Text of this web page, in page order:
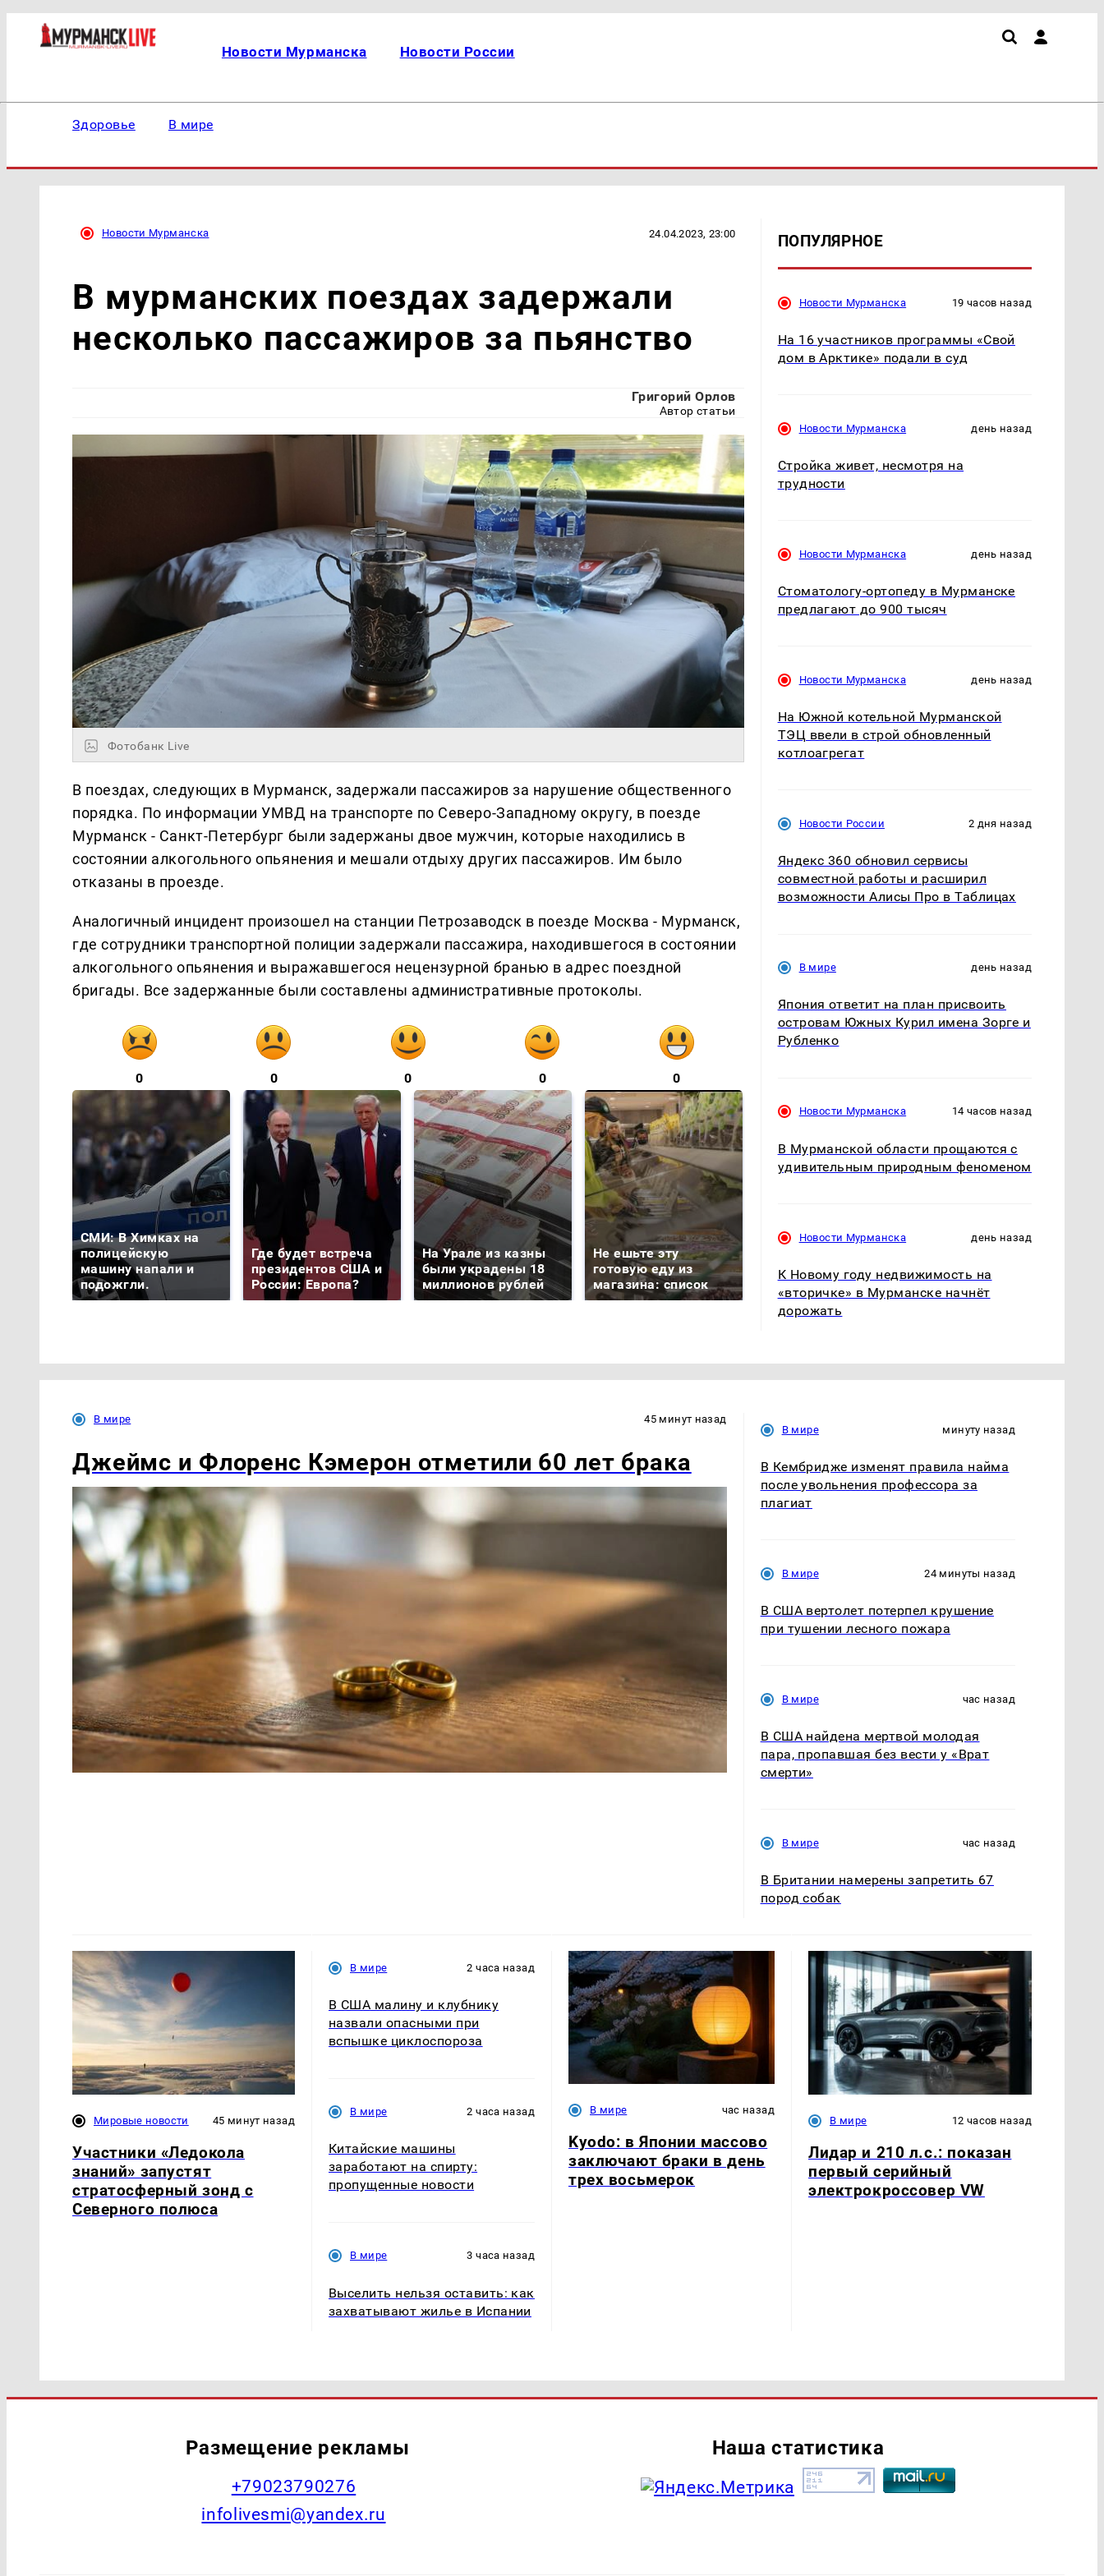
Новости Мурманска Новости России
Здоровье В мире
Новости Мурманска 24.04.2023, 23:00
В мурманских поездах задержали
несколько пассажиров за пьянство
Григорий Орлов
Автор статьи
Фотобанк Live
В поездах, следующих в Мурманск, задержали пассажиров за нарушение общественного
порядка. По информации УМВД на транспорте по Северо-Западному округу, в поезде
Мурманск - Санкт-Петербург были задержаны двое мужчин, которые находились в
состоянии алкогольного опьянения и мешали отдыху других пассажиров. Им было
отказаны в проезде.
Аналогичный инцидент произошел на станции Петрозаводск в поезде Москва - Мурманск,
где сотрудники транспортной полиции задержали пассажира, находившегося в состоянии
алкогольного опьянения и выражавшегося нецензурной бранью в адрес поездной
бригады. Все задержанные были составлены административные протоколы.
0 0 0 0 0
СМИ: В Химках на
полицейскую
машину напали и
подожгли.
Где будет встреча
президентов США и
России: Европа?
На Урале из казны
были украдены 18
миллионов рублей
Не ешьте эту
готовую еду из
магазина: список
жестокое убийство
криптомиллионера
падению вертолета на
Кавказе: читать здесь
ПОПУЛЯРНОЕ
Новости Мурманска 19 часов назад
На 16 участников программы «Свой
дом в Арктике» подали в суд
Новости Мурманска день назад
Стройка живет, несмотря на
трудности
Новости Мурманска день назад
Стоматологу-ортопеду в Мурманске
предлагают до 900 тысяч
Новости Мурманска день назад
На Южной котельной Мурманской
ТЭЦ ввели в строй обновленный
котлоагрегат
Новости России 2 дня назад
Яндекс 360 обновил сервисы
совместной работы и расширил
возможности Алисы Про в Таблицах
В мире день назад
Япония ответит на план присвоить
островам Южных Курил имена Зорге и
Рубленко
Новости Мурманска 14 часов назад
В Мурманской области прощаются с
удивительным природным феноменом
Новости Мурманска день назад
К Новому году недвижимость на
«вторичке» в Мурманске начнёт
дорожать
В мире 45 минут назад
Джеймс и Флоренс Кэмерон отметили 60 лет брака
В мире минуту назад
В Кембридже изменят правила найма
после увольнения профессора за
плагиат
В мире 24 минуты назад
В США вертолет потерпел крушение
при тушении лесного пожара
В мире час назад
В США найдена мертвой молодая
пара, пропавшая без вести у «Врат
смерти»
В мире час назад
В Британии намерены запретить 67
пород собак
Мировые новости 45 минут назад
Участники «Ледокола
знаний» запустят
стратосферный зонд с
Северного полюса
В мире 2 часа назад
В США малину и клубнику
назвали опасными при
вспышке циклоспороза
В мире 2 часа назад
Китайские машины
заработают на спирту:
пропущенные новости
В мире 3 часа назад
Выселить нельзя оставить: как
захватывают жилье в Испании
В мире час назад
Kyodo: в Японии массово
заключают браки в день
трех восьмерок
В мире 12 часов назад
Лидар и 210 л.с.: показан
первый серийный
электрокроссовер VW
Размещение рекламы
+79023790276
infolivesmi@yandex.ru
Наша статистика